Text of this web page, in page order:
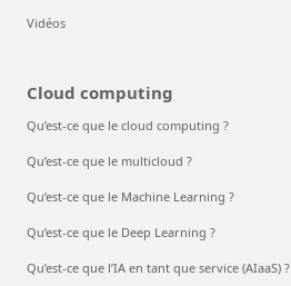
Vidéos
Cloud computing
Qu’est-ce que le cloud computing ?
Qu’est-ce que le multicloud ?
Qu’est-ce que le Machine Learning ?
Qu’est-ce que le Deep Learning ?
Qu’est-ce que l’IA en tant que service (AIaaS) ?